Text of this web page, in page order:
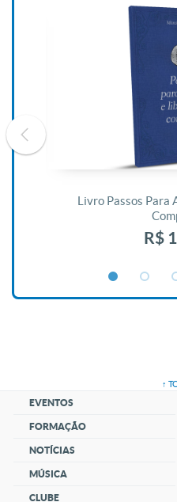
Livro Passos Para
R$
↑
EVENTOS
FORMAÇÃO
NOTÍCIAS
MÚSICA
CLUBE